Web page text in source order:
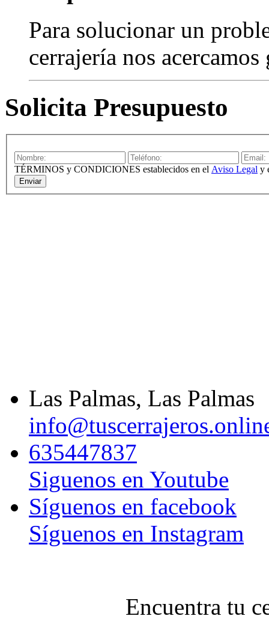
Para solucionar un
cerrajería nos
Solicita Presupuesto
TÉRMINOS y CONDICIONES establecidos en el Aviso Legal y
Enviar
Las Palmas, Las Palmas
635447837
Siguenos en Youtube
Síguenos en facebook
Síguenos en Instagram
Encuentra tu